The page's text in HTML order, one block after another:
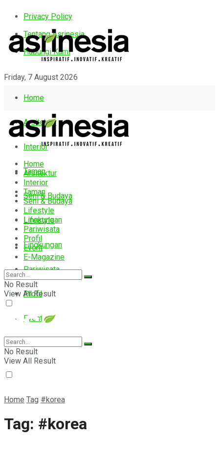
Privacy Policy
Tentang Asrinesia
Hubungi Kami
Friday, 7 August 2026
Home
Arsitektur
Interior
Taman
Seni & Budaya
Lifestyle
Lingkungan
Pariwisata
Profil
Event
E-Magazine
Home
Arsitektur
Interior
Taman
Seni & Budaya
Lifestyle
Lingkungan
Pariwisata
Profil
Event
E-Magazine
No Result
View All Result
No Result
View All Result
Home Tag #korea
Tag: #korea